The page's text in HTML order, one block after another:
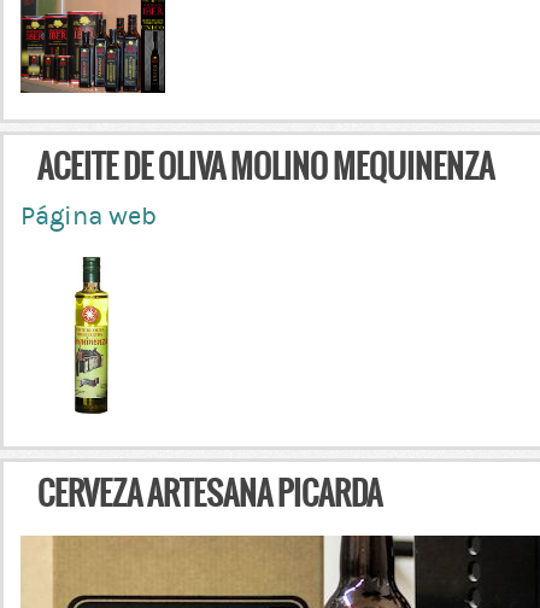
ACEITE DE OLIVA MOLINO MEQUINENZA
Página web
CERVEZA ARTESANA PICARDA